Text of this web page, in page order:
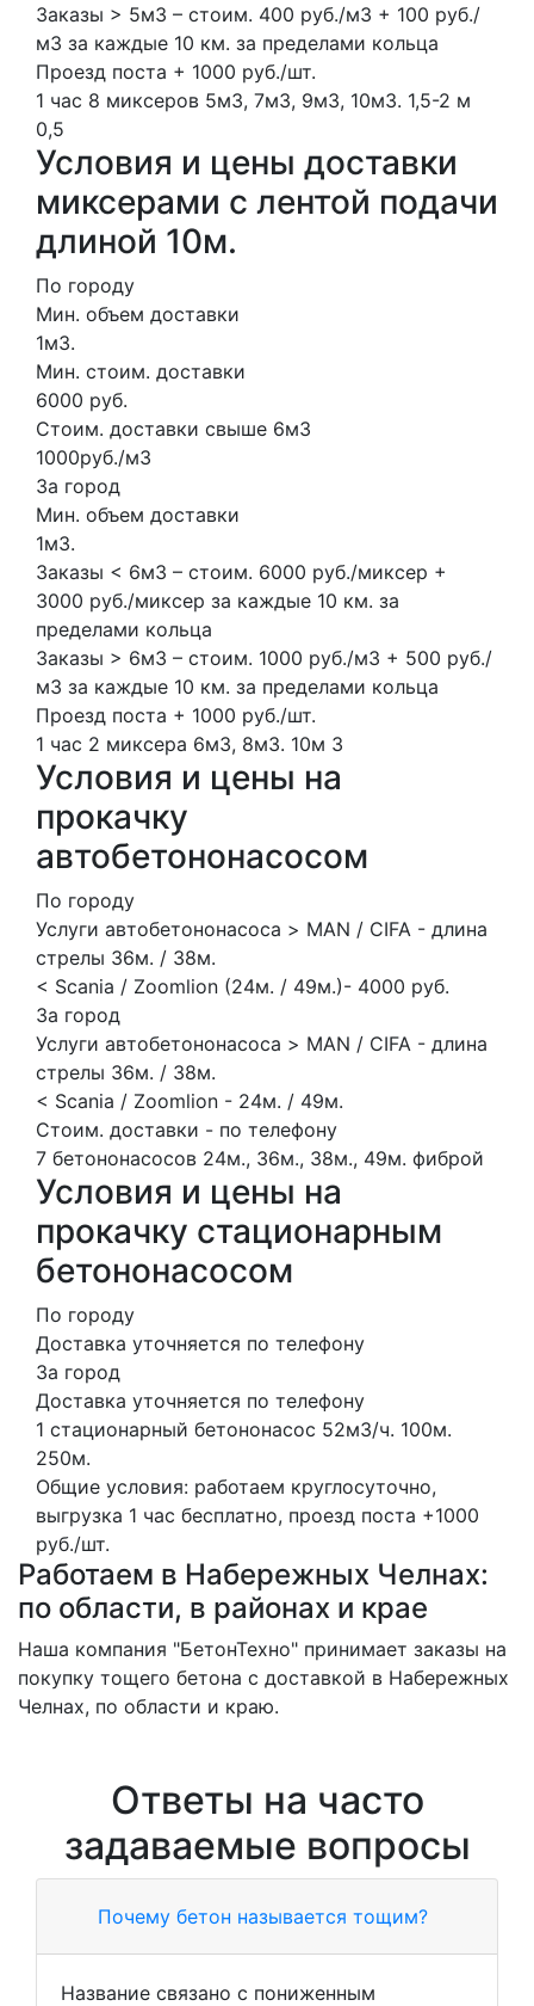
Заказы > 5м3 – стоим. 400 руб./м3 + 100 руб./
м3 за каждые 10 км. за пределами кольца
Проезд поста + 1000 руб./шт.
1 час 8 миксеров 5м3, 7м3, 9м3, 10м3. 1,5-2 м
0,5
Условия и цены доставки
миксерами с лентой подачи
длиной 10м.
По городу
Мин. объем доставки
1м3.
Мин. стоим. доставки
6000 руб.
Стоим. доставки свыше 6м3
1000руб./м3
За город
Мин. объем доставки
1м3.
Заказы < 6м3 – стоим. 6000 руб./миксер +
3000 руб./миксер за каждые 10 км. за
пределами кольца
Заказы > 6м3 – стоим. 1000 руб./м3 + 500 руб./
м3 за каждые 10 км. за пределами кольца
Проезд поста + 1000 руб./шт.
1 час 2 миксера 6м3, 8м3. 10м 3
Условия и цены на
прокачку
автобетононасосом
По городу
Услуги автобетононасоса > MAN / CIFA - длина
стрелы 36м. / 38м.
< Scania / Zoomlion (24м. / 49м.)- 4000 руб.
За город
Услуги автобетононасоса > MAN / CIFA - длина
стрелы 36м. / 38м.
< Scania / Zoomlion - 24м. / 49м.
Стоим. доставки - по телефону
7 бетононасосов 24м., 36м., 38м., 49м. фиброй
Условия и цены на
прокачку стационарным
бетононасосом
По городу
Доставка уточняется по телефону
За город
Доставка уточняется по телефону
1 стационарный бетононасос 52м3/ч. 100м.
250м.
Общие условия: работаем круглосуточно,
выгрузка 1 час бесплатно, проезд поста +1000
руб./шт.
Работаем в Набережных Челнах:
по области, в районах и крае
Наша компания "БетонТехно" принимает заказы на
покупку тощего бетона с доставкой в Набережных
Челнах, по области и краю.
Ответы на часто
задаваемые вопросы
Почему бетон называется тощим?
Название связано с пониженным